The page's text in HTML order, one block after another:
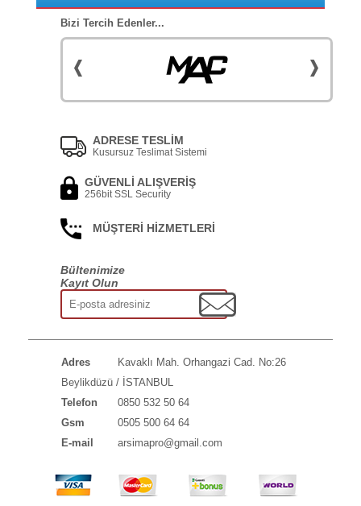
Bizi Tercih Edenler...
ADRESE TESLİM
Kusursuz Teslimat Sistemi
GÜVENLİ ALIŞVERİŞ
256bit SSL Security
MÜŞTERİ HİZMETLERİ
Bültenimize
Kayıt Olun
Adres
Kavaklı Mah. Orhangazi Cad. No:26
Beylikdüzü / İSTANBUL
Telefon
0850 532 50 64
Gsm
0505 500 64 64
E-mail
arsimapro@gmail.com